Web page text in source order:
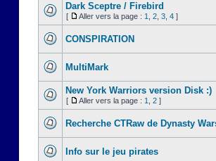
Dark Sceptre / Firebird
[ Aller vers la page : 1 2 3 4 ]
CONSPIRATION
MultiMark
New York Warriors version Disk :)
[ Aller vers la page : 1 2 ]
Recherche CTRaw de Dynasty
Info sur le jeu pirates